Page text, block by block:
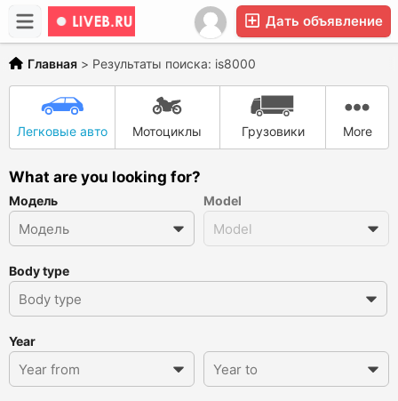
Дать объявление
Главная > Результаты поиска: is8000
Легковые авто Мотоциклы Грузовики More
What are you looking for?
Модель Model
Body type
Year